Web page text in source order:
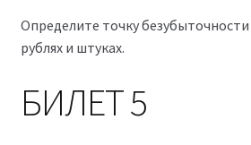
Определите точку
рублях и штуках.
БИЛЕТ 5